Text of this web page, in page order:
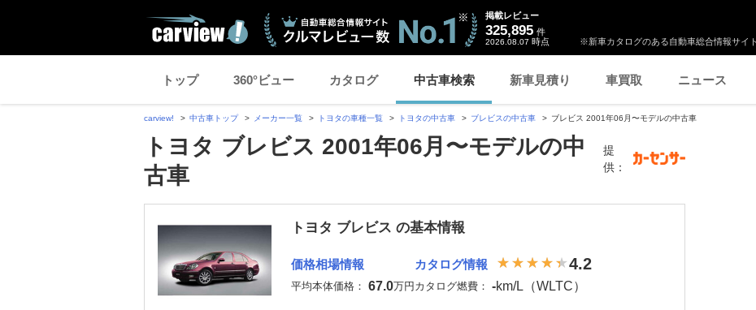
※新車カタログのある自動車総合情報サイ
掲載レビュー
325,895 件
2026.08.07 時点
トップ 360°ビュー カタログ 中古車検索 新車見積り 車買取 ニュース
carview! 中古車トップ メーカー一覧 トヨタの車種一覧 トヨタの中古車 ブレビスの中古車 ブレビス 2001年06月〜モデルの中古車
トヨタ ブレビス 2001年06月〜モデルの中
古車
提
供：
トヨタ ブレビス の基本情報
価格相場情報
平均本体価格： 67.0万円
カタログ情報 4.2
カタログ燃費： -km/L（WLTC）